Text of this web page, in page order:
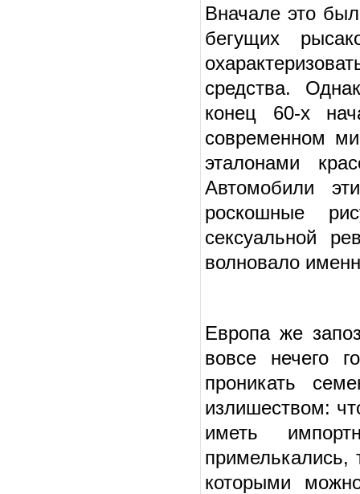
Вначале это
бегущих
средства.
конец 60-х
современном
эталонами
Автомобили
роскошные
сексуальной
волновало
Европа же
вовсе нечего
проникать
излишеством:
иметь
примелькались,
которыми